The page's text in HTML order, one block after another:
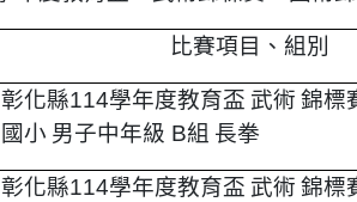
比賽項目、組別
彰化縣114學年度教育盃 武術 錦標
國小 男子中年級 B組 長拳
彰化縣114學年度教育盃 武術 錦標